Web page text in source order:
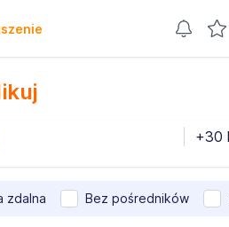
zdalna Bez pośredników